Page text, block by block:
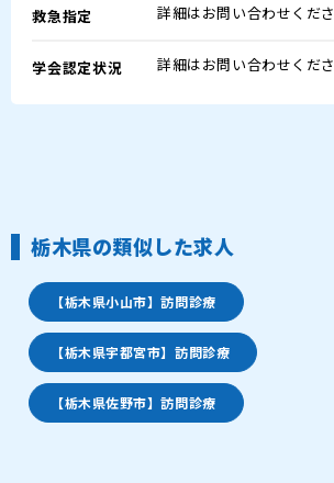
救急指定 詳細はお問い合わせくだ
学会認定状況 詳細はお問い合わせくだ
栃木県の類似した求人
【栃木県小山市】訪問診療
【栃木県宇都宮市】訪問診療
【栃木県佐野市】訪問診療